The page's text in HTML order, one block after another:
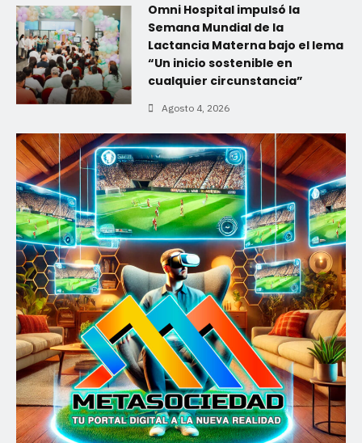
Omni Hospital impulsó la
Semana Mundial de la
Lactancia Materna bajo el lema
“Un inicio sostenible en
cualquier circunstancia”
Agosto 4, 2026